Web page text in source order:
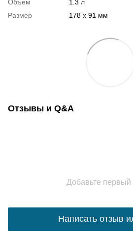
Объем
1.3 л
Размер
178 x 91 мм
Отзывы и Q&A
Добавьте первый
Написать отзыв